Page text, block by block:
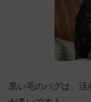
黒い毛のパグは、活